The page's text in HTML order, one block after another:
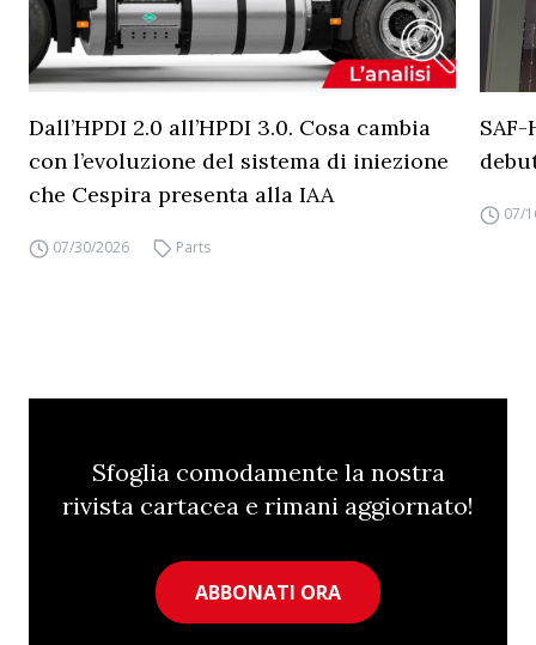
Dall’HPDI 2.0 all’HPDI 3.0. Cosa cambia
con l’evoluzione del sistema di iniezione
che Cespira presenta alla IAA
07/30/2026 Parts
07/
Sfoglia comodamente la nostra
rivista cartacea e rimani aggiornato!
ABBONATI ORA